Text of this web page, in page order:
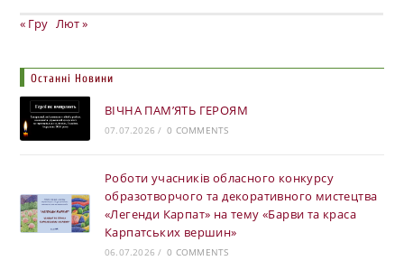
« Гру Лют »
Останні Новини
ВІЧНА ПАМ’ЯТЬ ГЕРОЯМ
07.07.2026 / 0 COMMENTS
Роботи учасників обласного конкурсу
образотворчого та декоративного мистецтва
«Легенди Карпат» на тему «Барви та краса
Карпатських вершин»
06.07.2026 / 0 COMMENTS